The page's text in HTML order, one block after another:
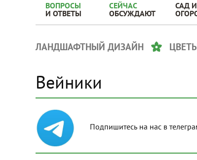
ВОПРОСЫ
И ОТВЕТЫ
СЕЙЧАС
ОБСУЖДАЮТ
САД И
ЛАНДШАФТНЫЙ ДИЗАЙН
Вейники
Подпишитесь на нас в